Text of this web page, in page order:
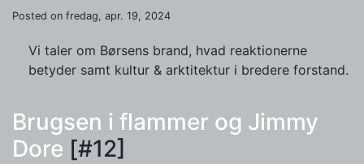
Posted on fredag, apr. 19, 2024
Vi taler om Børsens brand, hvad reaktionerne
betyder samt kultur & arktitektur i bredere forstand.
Brugsen i flammer og Jimmy
Dore [#12]